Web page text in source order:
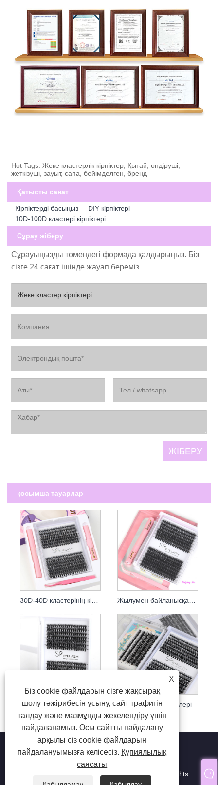
Hot Tags: Жеке кластерлік кірпіктер, Қытай, өндіруші,
жеткізуші, зауыт, сапа, бейімделген, бренд
Қатысты санат
Кірпіктерді басыңыз
DIY кірпіктері
10D-100D кластері кірпіктері
Сұрау жіберу
Сұрауыңызды төмендегі формада қалдырыңыз. Біз
сізге 24 сағат ішінде жауап береміз.
қосымша тауарлар
30D-40D кластерінің кірпік жиынтықтары
Таза пушистый кірпік кластерлері Кірпіктер кластерлері
X
Біз cookie файлдарын сізге жақсырақ
шолу тәжірибесін ұсыну, сайт трафигін
талдау және мазмұнды жекелендіру үшін
пайдаланамыз. Осы сайтты пайдалану
арқылы сіз cookie файлдарын
пайдалануымызға келісесіз. Құпиялылық
саясаты
Copyright © 2024 Qingdao SP Eyelash Co., Ltd. All Rights